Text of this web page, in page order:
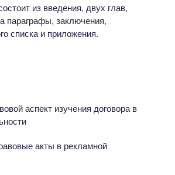
из введения, двух глав,
параграфы, заключения,
списка и приложения.
аспект изучения договора в
акты в рекламной